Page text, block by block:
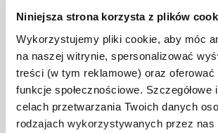
Niniejsza strona korzysta z plików
Wykorzystujemy pliki cookie, aby móc
na naszej witrynie, spersonalizować
treści (w tym reklamowe) oraz oferować
funkcje społecznościowe. Szczegółowe
celach przetwarzania Twoich danych
rodzajach wykorzystywanych przez nas
służbowych i osób
pracownikami w 2026 r.
Konsekwencje na gruncie
VAT, ZUS
Prowadzący:Aleksander Gniłka
18.12.2026 r.
5 godzin